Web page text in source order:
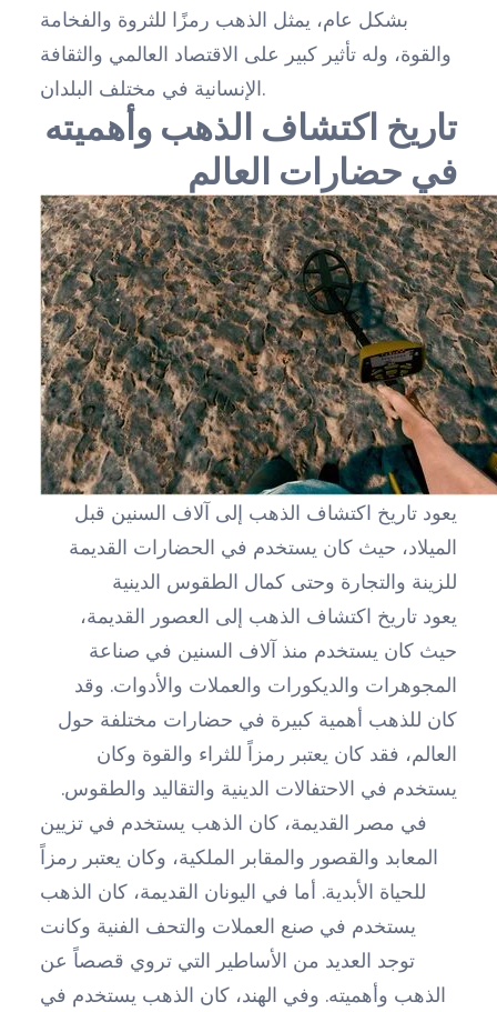
بشكل عام، يمثل الذهب رمزًا للثروة والفخامة
والقوة، وله تأثير كبير على الاقتصاد العالمي والثقافة
الإنسانية في مختلف البلدان.
تاريخ اكتشاف الذهب وأهميته
في حضارات العالم
يعود تاريخ اكتشاف الذهب إلى آلاف السنين قبل
الميلاد، حيث كان يستخدم في الحضارات القديمة
للزينة والتجارة وحتى كمال الطقوس الدينية
يعود تاريخ اكتشاف الذهب إلى العصور القديمة،
حيث كان يستخدم منذ آلاف السنين في صناعة
المجوهرات والديكورات والعملات والأدوات. وقد
كان للذهب أهمية كبيرة في حضارات مختلفة حول
العالم، فقد كان يعتبر رمزاً للثراء والقوة وكان
يستخدم في الاحتفالات الدينية والتقاليد والطقوس.
في مصر القديمة، كان الذهب يستخدم في تزيين
المعابد والقصور والمقابر الملكية، وكان يعتبر رمزاً
للحياة الأبدية. أما في اليونان القديمة، كان الذهب
يستخدم في صنع العملات والتحف الفنية وكانت
توجد العديد من الأساطير التي تروي قصصاً عن
الذهب وأهميته. وفي الهند، كان الذهب يستخدم في